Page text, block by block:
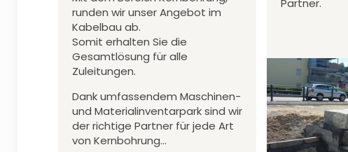
runden wir unser Angebot im
Kabelbau ab.
Somit erhalten Sie die
Gesamtlösung für alle
Zuleitungen.
Dank umfassendem Maschinen-
und Materialinventarpark sind wir
der richtige Partner für jede Art
von Kernbohrung…